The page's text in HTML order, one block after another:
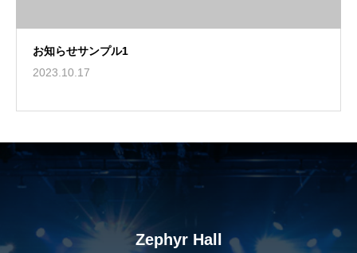
お知らせサンプル1
2023.10.17
Zephyr Hall